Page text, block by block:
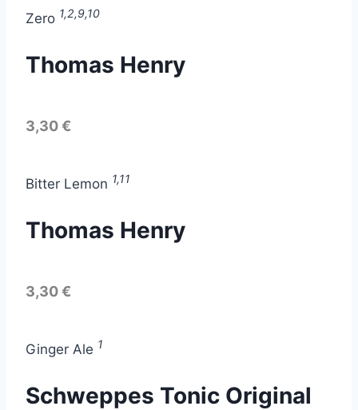
Zero 1,2,9,10
Thomas Henry
3,30 €
Bitter Lemon 1,11
Thomas Henry
3,30 €
Ginger Ale 1
Schweppes Tonic Original